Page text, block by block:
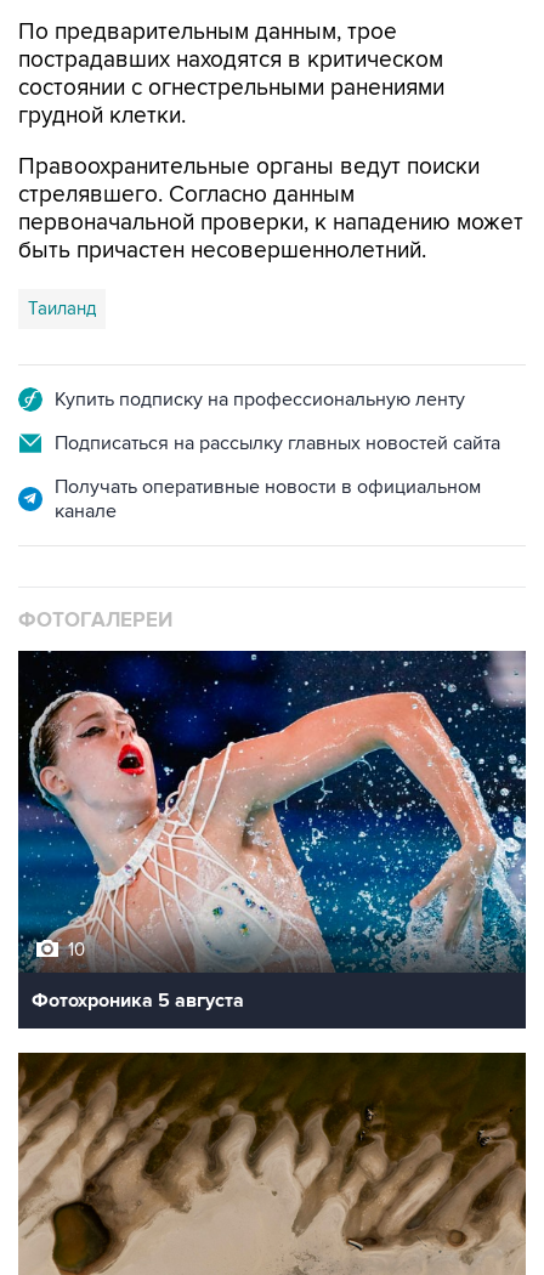
По предварительным данным, трое
пострадавших находятся в критическом
состоянии с огнестрельными ранениями
грудной клетки.
Правоохранительные органы ведут поиски
стрелявшего. Согласно данным
первоначальной проверки, к нападению может
быть причастен несовершеннолетний.
Таиланд
Купить подписку на профессиональную ленту
Подписаться на рассылку главных новостей сайта
Получать оперативные новости в официальном
канале
ФОТОГАЛЕРЕИ
10
Фотохроника 5 августа